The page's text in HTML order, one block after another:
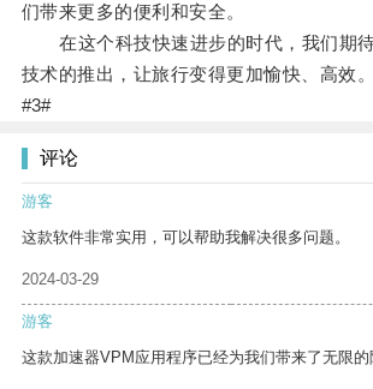
们带来更多的便利和安全。
在这个科技快速进步的时代，我们期
技术的推出，让旅行变得更加愉快、高效。
#3#
评论
游客
这款软件非常实用，可以帮助我解决很多问题。
2024-03-29
游客
这款加速器VPM应用程序已经为我们带来了无限的